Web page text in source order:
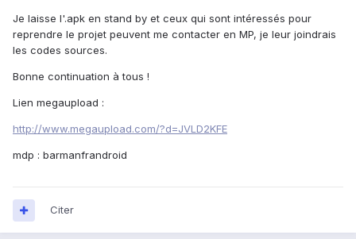
Je laisse l'.apk en stand by et ceux qui sont intéressés pour
reprendre le projet peuvent me contacter en MP, je leur joindrais
les codes sources.
Bonne continuation à tous !
Lien megaupload :
http://www.megaupload.com/?d=JVLD2KFE
mdp : barmanfrandroid
Citer